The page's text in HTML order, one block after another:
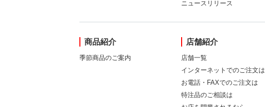
ニュースリリース
商品紹介
季節商品のご案内
店舗紹介
店舗一覧
インターネットでのご注文は
お電話・FAXでのご注文は
特注品のご相談は